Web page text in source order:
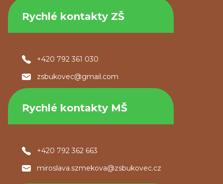
Rychlé kontakty ZŠ
+420 792 361 030
zsbukovec@gmail.com
Rychlé kontakty MŠ
+420 792 362 663
miroslava.szmekova@zsbukovec.cz